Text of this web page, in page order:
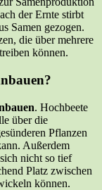
der Ernte stirbt
Samen gezogen.
die über mehrere
können.
. Hochbeete
über die
Pflanzen
Außerdem
nicht so tief
Platz zwischen
können.